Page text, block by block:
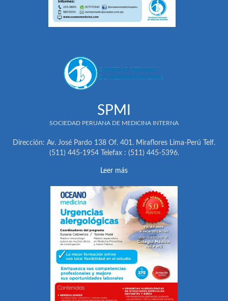
SPMI
SOCIEDAD PERUANA DE MEDICINA INTERNA
Dirección: Av. José Pardo 138 Of. 401. Miraflores Lima-Perú Telf.
(511) 445-1954 Telefax : (511) 445-5396.
Leer más